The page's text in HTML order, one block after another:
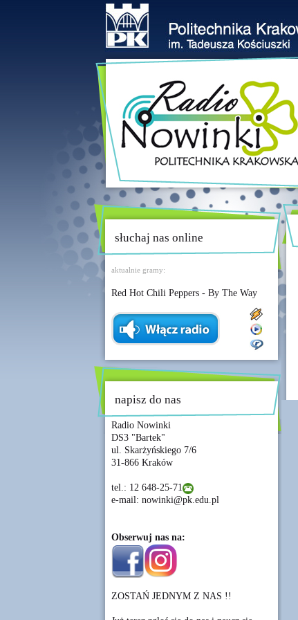
słuchaj nas online
aktualnie gramy:
Red Hot Chili Peppers - By The Way
napisz do nas
Radio Nowinki
DS3 "Bartek"
ul. Skarżyńskiego 7/6
31-866 Kraków
tel.: 12 648-25-71
e-mail: nowinki@pk.edu.pl
Obserwuj nas na:
ZOSTAŃ JEDNYM Z NAS !!